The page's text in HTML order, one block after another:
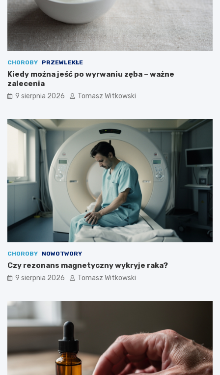
CHOROBY PRZEWLEKŁE
Kiedy można jeść po wyrwaniu zęba – ważne
zalecenia
9 sierpnia 2026 Tomasz Witkowski
CHOROBY NOWOTWORY
Czy rezonans magnetyczny wykryje raka?
9 sierpnia 2026 Tomasz Witkowski